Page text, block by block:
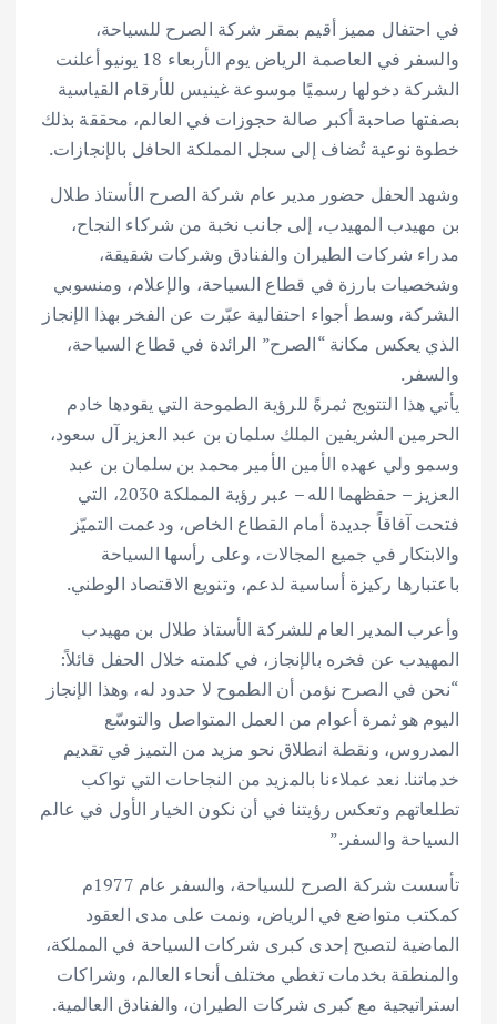
في احتفال مميز أقيم بمقر شركة الصرح للسياحة،
والسفر في العاصمة الرياض يوم الأربعاء 18 يونيو أعلنت
الشركة دخولها رسميًا موسوعة غينيس للأرقام القياسية
بصفتها صاحبة أكبر صالة حجوزات في العالم، محققة بذلك
خطوة نوعية تُضاف إلى سجل المملكة الحافل بالإنجازات.
وشهد الحفل حضور مدير عام شركة الصرح الأستاذ طلال
بن مهيدب المهيدب، إلى جانب نخبة من شركاء النجاح،
مدراء شركات الطيران والفنادق وشركات شقيقة،
وشخصيات بارزة في قطاع السياحة، والإعلام، ومنسوبي
الشركة، وسط أجواء احتفالية عبّرت عن الفخر بهذا الإنجاز
الذي يعكس مكانة “الصرح” الرائدة في قطاع السياحة،
والسفر.
يأتي هذا التتويج ثمرةً للرؤية الطموحة التي يقودها خادم
الحرمين الشريفين الملك سلمان بن عبد العزيز آل سعود،
وسمو ولي عهده الأمين الأمير محمد بن سلمان بن عبد
العزيز – حفظهما الله – عبر رؤية المملكة 2030، التي
فتحت آفاقاً جديدة أمام القطاع الخاص، ودعمت التميّز
والابتكار في جميع المجالات، وعلى رأسها السياحة
باعتبارها ركيزة أساسية لدعم، وتنويع الاقتصاد الوطني.
وأعرب المدير العام للشركة الأستاذ طلال بن مهيدب
المهيدب عن فخره بالإنجاز، في كلمته خلال الحفل قائلاً:
“نحن في الصرح نؤمن أن الطموح لا حدود له، وهذا الإنجاز
اليوم هو ثمرة أعوام من العمل المتواصل والتوسّع
المدروس، ونقطة انطلاق نحو مزيد من التميز في تقديم
خدماتنا. نعد عملاءنا بالمزيد من النجاحات التي تواكب
تطلعاتهم وتعكس رؤيتنا في أن نكون الخيار الأول في عالم
السياحة والسفر.”
تأسست شركة الصرح للسياحة، والسفر عام 1977م
كمكتب متواضع في الرياض، ونمت على مدى العقود
الماضية لتصبح إحدى كبرى شركات السياحة في المملكة،
والمنطقة بخدمات تغطي مختلف أنحاء العالم، وشراكات
استراتيجية مع كبرى شركات الطيران، والفنادق العالمية.